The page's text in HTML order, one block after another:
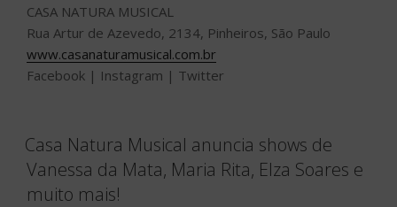
CASA NATURA MUSICAL
Rua Artur de Azevedo, 2134, Pinheiros, São Paulo
www.casanaturamusical.com.br
Facebook | Instagram | Twitter
Casa Natura Musical anuncia shows de
Vanessa da Mata, Maria Rita, Elza Soares e
muito mais!